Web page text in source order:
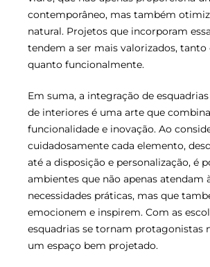
contemporâneo, mas também
natural. Projetos que incorporam
tendem a ser mais valorizados,
quanto funcionalmente.
Em suma, a integração de
de interiores é uma arte que
funcionalidade e inovação. Ao
cuidadosamente cada elemento,
até a disposição e personalização, é
ambientes que não apenas atendam
necessidades práticas, mas que
emocionem e inspirem. Com as
esquadrias se tornam protagonistas
um espaço bem projetado.